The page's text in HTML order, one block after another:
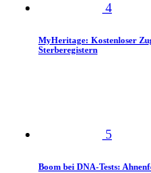
4
MyHeritage: Kostenloser
Sterberegistern
5
Boom bei DNA-Tests: